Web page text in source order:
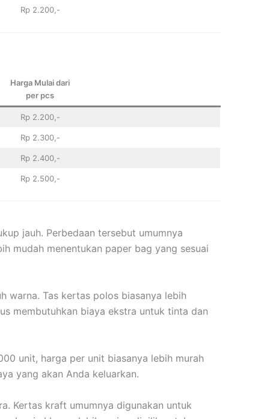
Rp 2.200,-
Harga Mulai dari
per pcs
Rp 2.200,-
Rp 2.300,-
Rp 2.400,-
Rp 2.500,-
jauh. Perbedaan tersebut umumnya
mudah menentukan paper bag yang sesuai
warna. Tas kertas polos biasanya lebih
membutuhkan biaya ekstra untuk tinta dan
unit, harga per unit biasanya lebih murah
yang akan Anda keluarkan.
Kertas kraft umumnya digunakan untuk